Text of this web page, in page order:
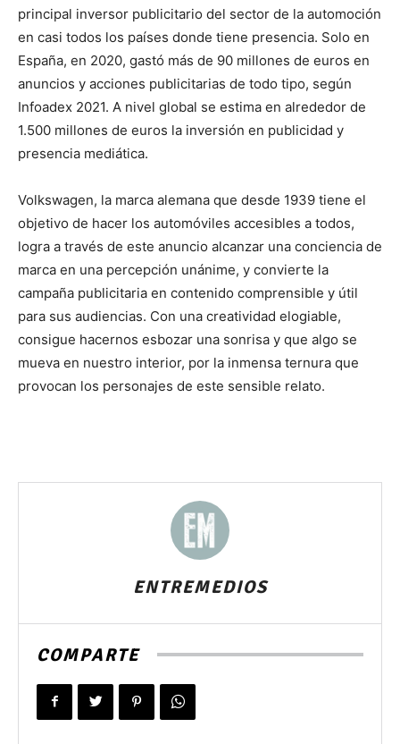
principal inversor publicitario del sector de la automoción
en casi todos los países donde tiene presencia. Solo en
España, en 2020, gastó más de 90 millones de euros en
anuncios y acciones publicitarias de todo tipo, según
Infoadex 2021. A nivel global se estima en alrededor de
1.500 millones de euros la inversión en publicidad y
presencia mediática.
Volkswagen, la marca alemana que desde 1939 tiene el
objetivo de hacer los automóviles accesibles a todos,
logra a través de este anuncio alcanzar una conciencia de
marca en una percepción unánime, y convierte la
campaña publicitaria en contenido comprensible y útil
para sus audiencias. Con una creatividad elogiable,
consigue hacernos esbozar una sonrisa y que algo se
mueva en nuestro interior, por la inmensa ternura que
provocan los personajes de este sensible relato.
ENTREMEDIOS
COMPARTE